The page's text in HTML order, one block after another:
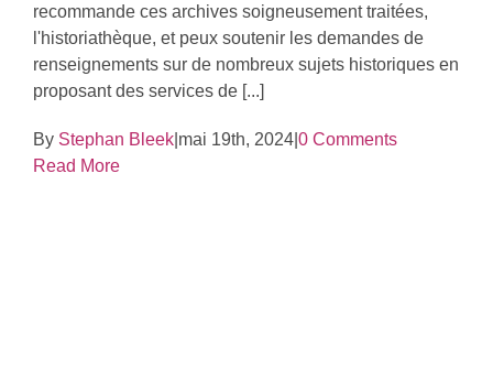
recommande ces archives soigneusement traitées,
l'historiathèque, et peux soutenir les demandes de
renseignements sur de nombreux sujets historiques en
proposant des services de [...]
By Stephan Bleek| mai 19th, 2024| 0 Comments
Read More